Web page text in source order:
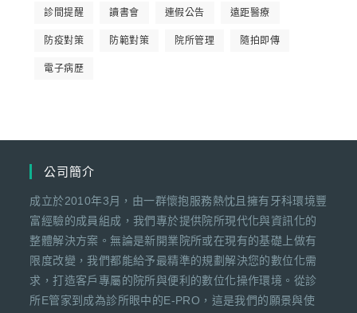
診間提醒 讀書會 連假公告 遠距醫療
防疫對策 防範對策 院所管理 隨拍即傳
電子病歷
公司簡介
成立於2010年3月，由一群懷抱服務熱忱且擁有牙科環境豐
富經驗的成員組成，我們專於提供院所現代化與資訊化的
整體解決方案。無論是新開業院所或在現有的基礎上做有
限度改變，我們都能給予最精準的規劃解決您的數位化需
求，打造客戶專屬的院所與便利的數位化操作環境。從診
所E管家到成為診所眼中的E-PRO，這是我們的願景與使